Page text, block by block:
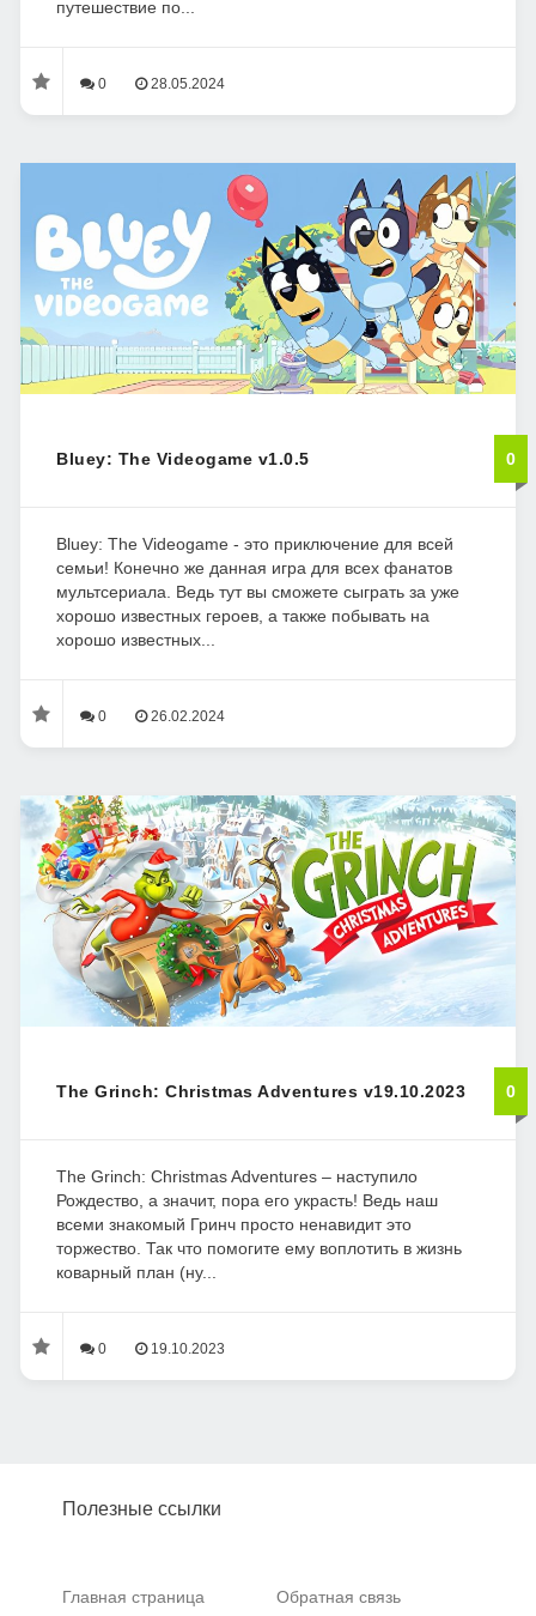
путешествие по...
0 28.05.2024
Bluey: The Videogame v1.0.5 0
Bluey: The Videogame - это приключение для всей
семьи! Конечно же данная игра для всех фанатов
мультсериала. Ведь тут вы сможете сыграть за уже
хорошо известных героев, а также побывать на
хорошо известных...
0 26.02.2024
The Grinch: Christmas Adventures v19.10.2023 0
The Grinch: Christmas Adventures – наступило
Рождество, а значит, пора его украсть! Ведь наш
всеми знакомый Гринч просто ненавидит это
торжество. Так что помогите ему воплотить в жизнь
коварный план (ну...
0 19.10.2023
Полезные ссылки
Главная страница Обратная связь